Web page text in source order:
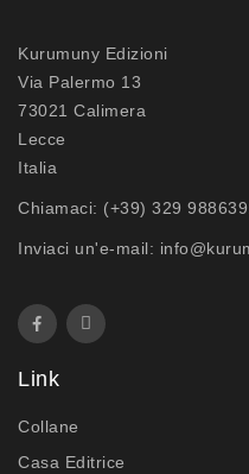
Kurumuny Edizioni
Via Palermo 13
73021 Calimera
Lecce
Italia
Chiamaci: (+39) 329
Inviaci un'e-mail:
Link
Collane
Casa Editrice